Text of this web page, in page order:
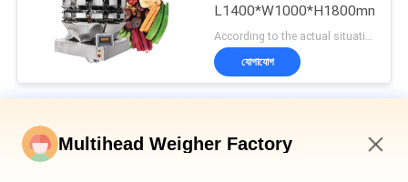
L1400*W1000*H1800mm
যোগাযোগ
ক্যাশু বাদাম মাল্টিহেড ওয়েজার প্যাকেজিং লাইন
Multihead Weigher Factory